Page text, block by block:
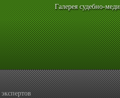
Галерея судебно-